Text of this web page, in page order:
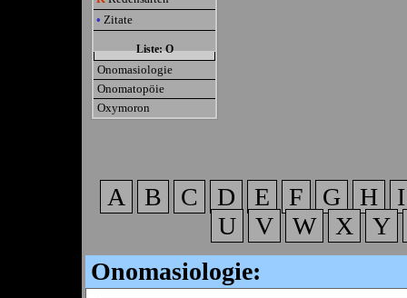
• Zitate
Liste: O
Onomasiologie
Onomatopöie
Oxymoron
A B C D E F G H
U
V W X Y
Onomasiologie: